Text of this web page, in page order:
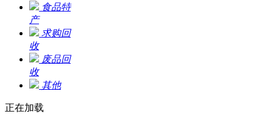
食品特
产
求购回
收
废品回
收
其他
正在加载